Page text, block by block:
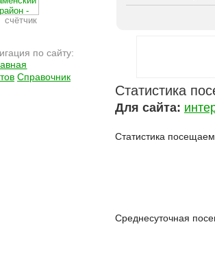
по сайту:
Справочник
Статистика
Для сайта:
Статистика
Среднесуточная